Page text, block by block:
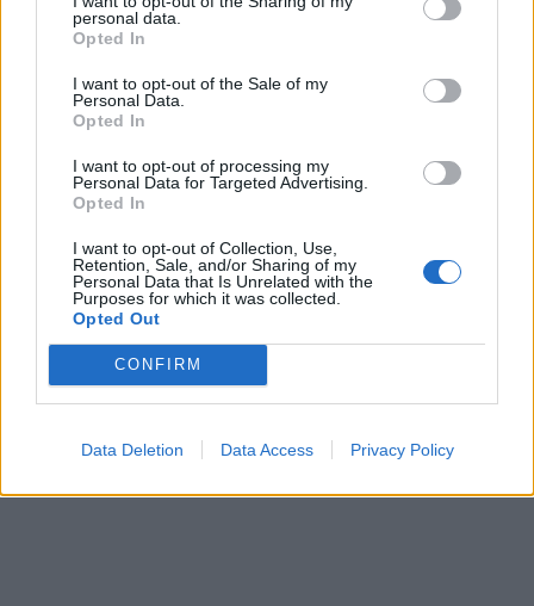
personal data.
Opted In
I want to opt-out of the Sale of my
Personal Data.
Opted In
I want to opt-out of processing my
Personal Data for Targeted Advertising.
Opted In
I want to opt-out of Collection, Use,
Retention, Sale, and/or Sharing of my
Personal Data that Is Unrelated with the
Purposes for which it was collected.
Opted Out
CONFIRM
Data Deletion Data Access Privacy Policy
- sumažinti apkrovą Tiltų gatvei;
- pagerinti susisiekimą tarp pietinės ir centrinės
miesto dalių;
- sukurti alternatyvią jungtį per Danę;
- skatinti teritorijų aplink Bastionų kompleksą ir Jono
kalnelį vystymą.
Tuometinė vizija buvo gerokai ambicingesnė nei
dabartinė. Ir, reikia pripažinti, agresyvesnė. Buvo
kalbama apie pakeliamą tiltą, intensyvesnį automobilių
eismą, platesnę važiuojamąją dalį. Kai kurie gyventojai
istorinei miesto daliai.